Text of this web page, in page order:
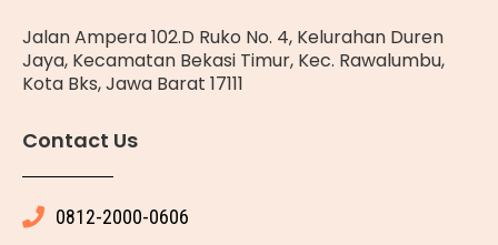
Jalan Ampera 102.D Ruko No. 4, Kelurahan Duren
Jaya, Kecamatan Bekasi Timur, Kec. Rawalumbu,
Kota Bks, Jawa Barat 17111
Contact Us
0812-2000-0606